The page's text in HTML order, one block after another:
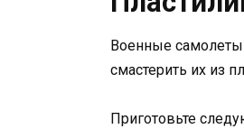
Военные самолеты
смастерить их из
Приготовьте